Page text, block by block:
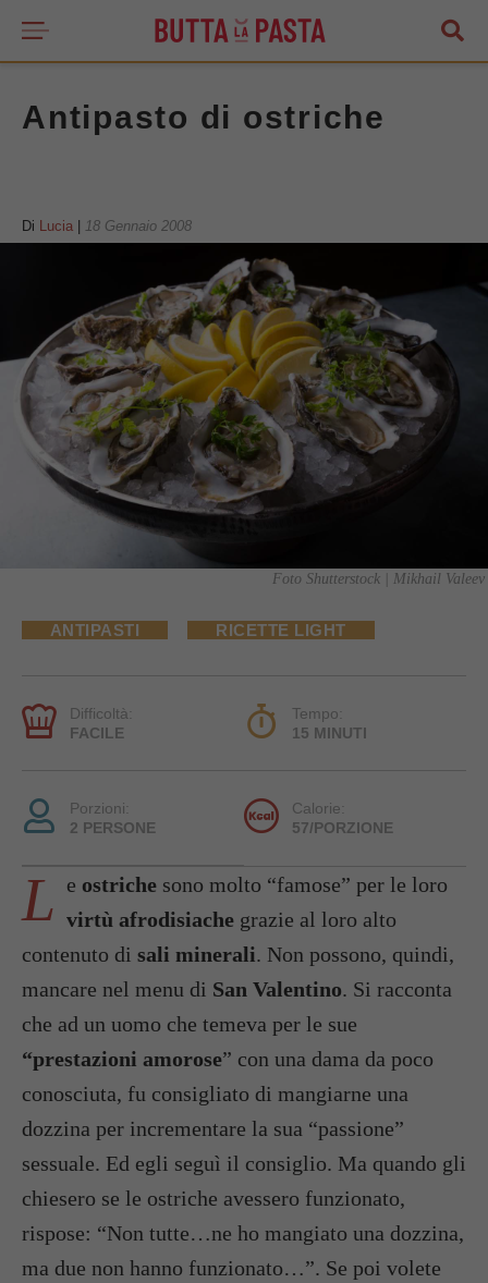
Antipasto di ostriche
Di Lucia 18 Gennaio 2008
Foto Shutterstock | Mikhail Valeev
ANTIPASTI RICETTE LIGHT
Difficoltà:
FACILE
Tempo:
15 MINUTI
Porzioni:
2 PERSONE
Calorie:
57/PORZIONE
L e ostriche sono molto “famose” per le loro
virtù afrodisiache grazie al loro alto
contenuto di sali minerali. Non possono, quindi,
mancare nel menu di San Valentino. Si racconta
che ad un uomo che temeva per le sue
“prestazioni amorose” con una dama da poco
conosciuta, fu consigliato di mangiarne una
dozzina per incrementare la sua “passione”
sessuale. Ed egli seguì il consiglio. Ma quando gli
chiesero se le ostriche avessero funzionato,
rispose: “Non tutte…ne ho mangiato una dozzina,
ma due non hanno funzionato…”. Se poi volete